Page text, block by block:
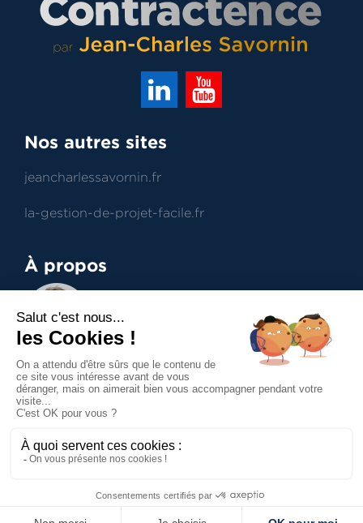
Nos autres sites
jeancharlessavornin.fr
la-gestion-de-projet-facile.fr
À propos
Dirigeant de projectence
Professionnel du management de projet et du
contract management, aide à la prise de
décisions.
Accueil
Mentions légales
Politique de confidentialité
Politique des cookies
Contact